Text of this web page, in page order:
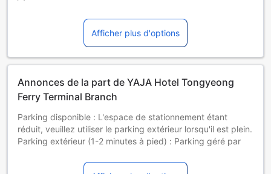
Afficher plus d'options
Annonces de la part de YAJA Hotel Tongyeong
Ferry Terminal Branch
Parking disponible : L'espace de stationnement étant
réduit, veuillez utiliser le parking extérieur lorsqu'il est plein.
Parking extérieur (1-2 minutes à pied) : Parking géré par
chambre par 1 voiture